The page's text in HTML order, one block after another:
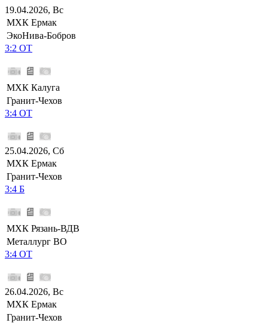
19.04.2026, Вс
МХК Ермак
ЭкоНива-Бобров
3:2 ОТ
МХК Калуга
Гранит-Чехов
3:4 ОТ
25.04.2026, Сб
МХК Ермак
Гранит-Чехов
3:4 Б
МХК Рязань-ВДВ
Металлург ВО
3:4 ОТ
26.04.2026, Вс
МХК Ермак
Гранит-Чехов